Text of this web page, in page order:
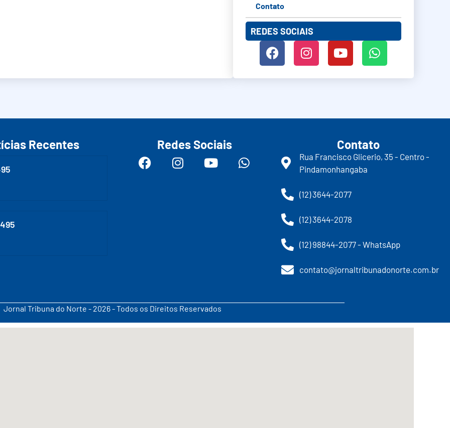
Contato
REDES SOCIAIS
Recentes Redes Sociais Contato
Rua Francisco Glicerio, 35 - Centro -
Pindamonhangaba
(12) 3644-2077
(12) 3644-2078
(12) 98844-2077 - WhatsApp
contato@jornaltribunadonorte.com.br
Jornal Tribuna do Norte - 2026 - Todos os Direitos Reservados